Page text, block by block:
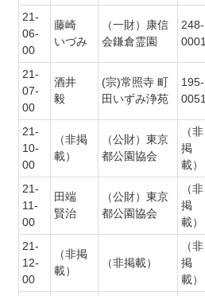
21-
06-
00
藤崎
いづみ
（一財）康信
会鎌倉霊園
248-
0001
21-
07-
00
酒井
毅
(宗)常照寺 町
田いずみ浄苑
195-
0051
21-
10-
00
（非掲
載）
（公財）東京
都公園協会
（非
掲
載）
21-
11-
00
田端
賢治
（公財）東京
都公園協会
（非
掲
載）
21-
12-
00
（非掲
載）
（非掲載）
（非
掲
載）